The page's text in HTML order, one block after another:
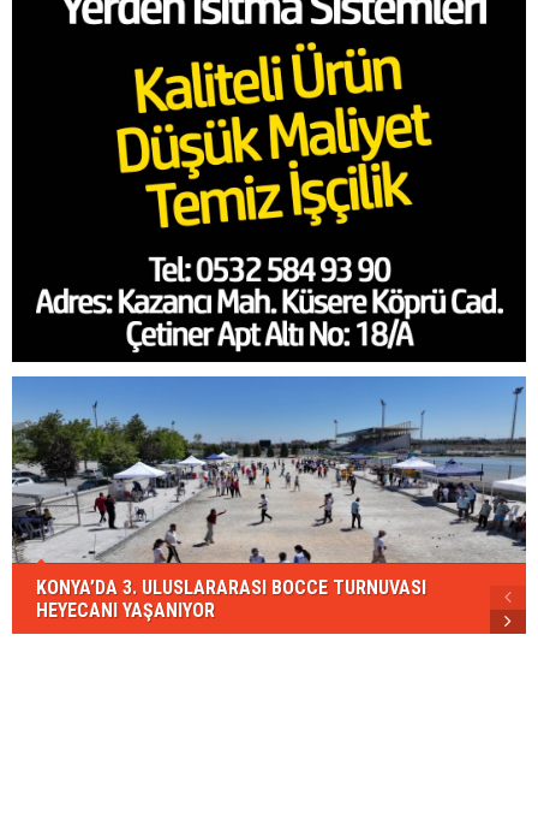
KONYA’DA 3. ULUSLARARASI BOCCE TURNUVASI
HEYECANI YAŞANIYOR